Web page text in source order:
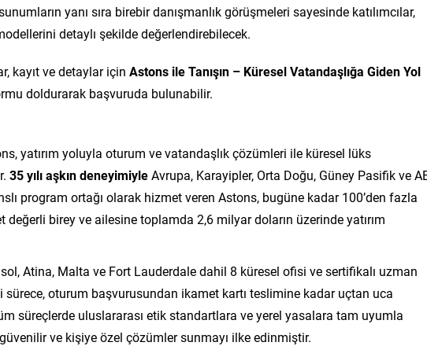
yanı sıra birebir danışmanlık görüşmeleri sayesinde katılımcılar,
detaylı şekilde değerlendirebilecek.
kayıt ve detaylar için Astons ile Tanışın – Küresel Vatandaşlığa Giden Yol
doldurarak başvuruda bulunabilir.
yatırım yoluyla oturum ve vatandaşlık çözümleri ile küresel lüks
35 yılı aşkın deneyimiyleAvrupa, Karayipler, Orta Doğu, Güney Pasifik ve
program ortağı olarak hizmet veren Astons, bugüne kadar 100’den fazla
birey ve ailesine toplamda 2,6 milyar doların üzerinde yatırım
Atina, Malta ve Fort Lauderdale dahil 8 küresel ofisi ve sertifikalı uzman
oturum başvurusundan ikamet kartı teslimine kadar uçtan uca
süreçlerde uluslararası etik standartlara ve yerel yasalara tam uyumla
ve kişiye özel çözümler sunmayı ilke edinmiştir.